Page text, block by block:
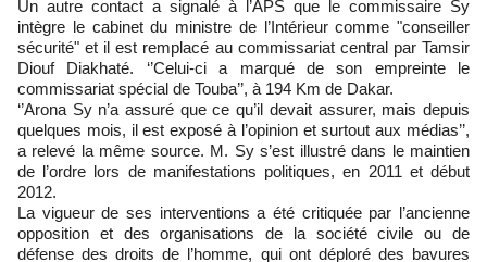
Un autre contact a signalé à l’APS que le commissaire Sy
intègre le cabinet du ministre de l’Intérieur comme "conseiller
sécurité" et il est remplacé au commissariat central par Tamsir
Diouf Diakhaté. ‘’Celui-ci a marqué de son empreinte le
commissariat spécial de Touba’’, à 194 Km de Dakar.
‘’Arona Sy n’a assuré que ce qu’il devait assurer, mais depuis
quelques mois, il est exposé à l’opinion et surtout aux médias’’,
a relevé la même source. M. Sy s’est illustré dans le maintien
de l’ordre lors de manifestations politiques, en 2011 et début
2012.
La vigueur de ses interventions a été critiquée par l’ancienne
opposition et des organisations de la société civile ou de
défense des droits de l’homme, qui ont déploré des bavures